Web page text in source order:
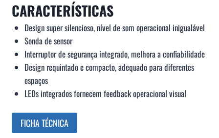
CARACTERÍSTICAS
Design super silencioso, nível de som operacional inigualável
Sonda de sensor
Interruptor de segurança integrado, melhora a confiabilidade
Design requintado e compacto, adequado para diferentes
espaços
LEDs integrados fornecem feedback operacional visual
FICHA TÉCNICA